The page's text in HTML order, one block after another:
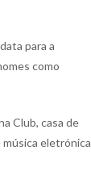
para a
como
Club, casa de
eletrónica